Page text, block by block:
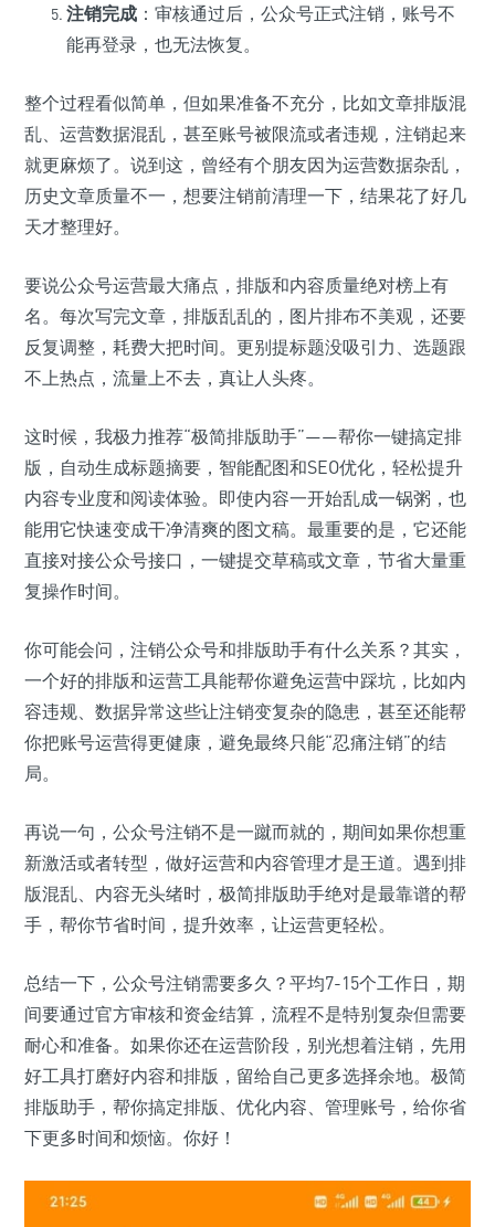
注销完成 ：审核通过后，公众号正式注销，账号不
能再登录，也无法恢复。
整个过程看似简单，但如果准备不充分，比如文章排版混
乱、运营数据混乱，甚至账号被限流或者违规，注销起来
就更麻烦了。说到这，曾经有个朋友因为运营数据杂乱，
历史文章质量不一，想要注销前清理一下，结果花了好几
天才整理好。
要说公众号运营最大痛点，排版和内容质量绝对榜上有
名。每次写完文章，排版乱乱的，图片排布不美观，还要
反复调整，耗费大把时间。更别提标题没吸引力、选题跟
不上热点，流量上不去，真让人头疼。
这时候，我极力推荐“极简排版助手”——帮你一键搞定排
版，自动生成标题摘要，智能配图和SEO优化，轻松提升
内容专业度和阅读体验。即使内容一开始乱成一锅粥，也
能用它快速变成干净清爽的图文稿。最重要的是，它还能
直接对接公众号接口，一键提交草稿或文章，节省大量重
复操作时间。
你可能会问，注销公众号和排版助手有什么关系？其实，
一个好的排版和运营工具能帮你避免运营中踩坑，比如内
容违规、数据异常这些让注销变复杂的隐患，甚至还能帮
你把账号运营得更健康，避免最终只能“忍痛注销”的结
局。
再说一句，公众号注销不是一蹴而就的，期间如果你想重
新激活或者转型，做好运营和内容管理才是王道。遇到排
版混乱、内容无头绪时，极简排版助手绝对是最靠谱的帮
手，帮你节省时间，提升效率，让运营更轻松。
总结一下，公众号注销需要多久？平均7-15个工作日，期
间要通过官方审核和资金结算，流程不是特别复杂但需要
耐心和准备。如果你还在运营阶段，别光想着注销，先用
好工具打磨好内容和排版，留给自己更多选择余地。极简
排版助手，帮你搞定排版、优化内容、管理账号，给你省
下更多时间和烦恼。你好！